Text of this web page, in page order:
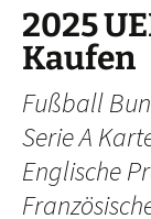
Skip
content
2025
Kaufen
Fußball
Serie A
Englische